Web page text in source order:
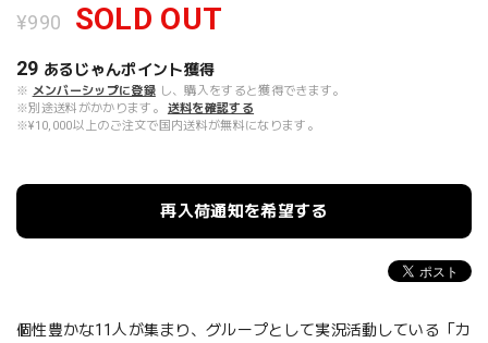
¥990 SOLD OUT
29 あるじゃんポイント獲得
※ メンバーシップに登録 し、購入をすると獲得できます。
※別途送料がかかります。
送料を確認する
※¥10,000以上のご注文で国内送料が無料になります。
再入荷通知を希望する
個性豊かな11人が集まり、グループとして実況活動している「カ